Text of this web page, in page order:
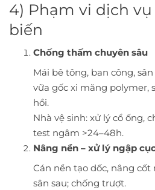
4) Phạm vi dịch
biến
Chống thấm chuyên sâu
Mái bê tông, ban công,
vữa gốc xi măng polymer,
hồi.
Nhà vệ sinh: xử lý cổ ống,
test ngâm >24–48h.
Nâng nền – xử lý ngập
Cán nền tạo dốc, nâng cốt
sân sau; chống trượt.